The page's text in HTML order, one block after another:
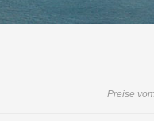
Preise